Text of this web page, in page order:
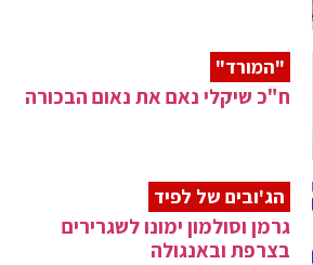
"המורד"
ח"כ שיקלי נאם את נאום הבכורה
הג'ובים של לפיד
גרמן וסולמון ימונו לשגרירים
בצרפת ובאנגולה